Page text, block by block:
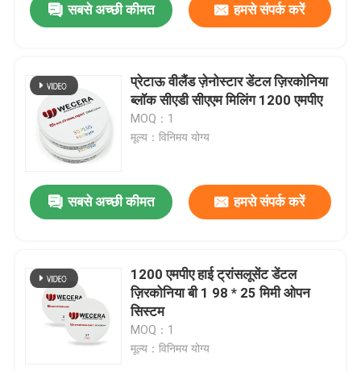
सबसे अच्छी कीमत हमसे संपर्क करें
प्रेटाऊ वीलैंड ज़ेनोस्टार डेंटल ज़िरकोनिया
ब्लॉक सीएडी सीएएम मिलिंग 1200 एमपीए
MOQ：1
मूल्य：विनिमय योग्य
सबसे अच्छी कीमत हमसे संपर्क करें
1200 एमपीए हाई ट्रांसलूसेंट डेंटल
ज़िरकोनिया बी 1 98 * 25 मिमी ओपन
सिस्टम
MOQ：1
मूल्य：विनिमय योग्य